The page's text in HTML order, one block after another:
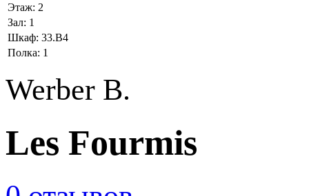
Этаж: 2
Зал: 1
Шкаф: 33.В4
Полка: 1
Werber B.
Les Fourmis